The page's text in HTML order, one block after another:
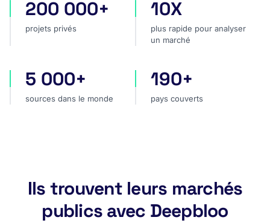
projets privés
200 000+
projets privés
plus rapide pour analyser
10X
plus rapide pour analyser
un marché
sources dans le monde
5 000+
sources dans le monde
pays couverts
190+
pays couverts
Ils trouvent leurs marchés
publics avec Deepbloo